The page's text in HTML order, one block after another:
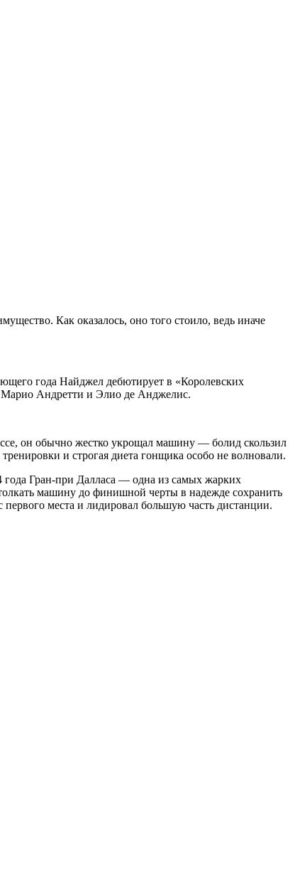
Как оказалось, оно того стоило, ведь иначе
года Найджел дебютирует в «Королевских
Марио Андретти и Элио де Анджелис.
он обычно жестко укрощал машину — болид скользил
и строгая диета гонщика особо не волновали.
года Гран-при Далласа — одна из самых жарких
машину до финишной черты в надежде сохранить
первого места и лидировал большую часть дистанции.